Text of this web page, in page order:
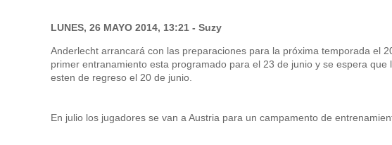
LUNES, 26 MAYO 2014, 13:21 - Suzy
Anderlecht arrancará con las preparaciones para la próxima temporada el
primer entranamiento esta programado para el 23 de junio y se espera que
esten de regreso el 20 de junio.
En julio los jugadores se van a Austria para un campamento de